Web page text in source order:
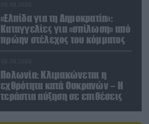
«Ελπίδα για τη Δημοκρατία»:
Καταγγελίες για «σπίλωση» από
πρώην στέλεχος του κόμματος
Πολωνία: Κλιμακώνεται η
εχθρότητα κατά Ουκρανών – Η
τεράστια αύξηση σε επιθέσεις